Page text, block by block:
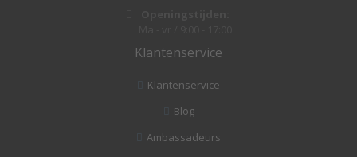
Klantenservice
Klantenservice
Blog
Ambassadeurs